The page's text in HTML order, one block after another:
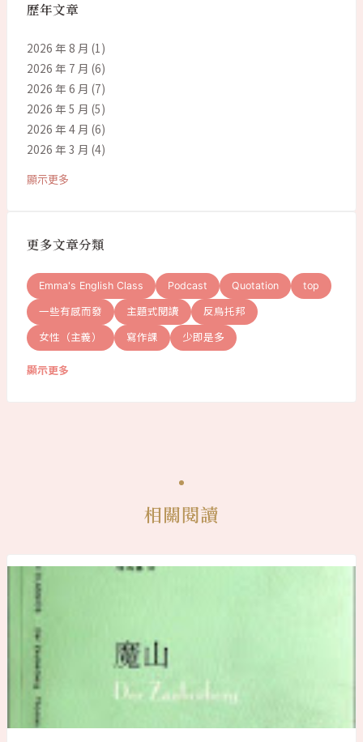
歷年文章
2026 年 8 月 (1)
2026 年 7 月 (6)
2026 年 6 月 (7)
2026 年 5 月 (5)
2026 年 4 月 (6)
2026 年 3 月 (4)
顯示更多
更多文章分類
Emma's English Class Podcast Quotation top
一些有感而發 主題式閱讀 反烏托邦
女性（主義） 寫作課 少即是多
顯示更多
相關閱讀